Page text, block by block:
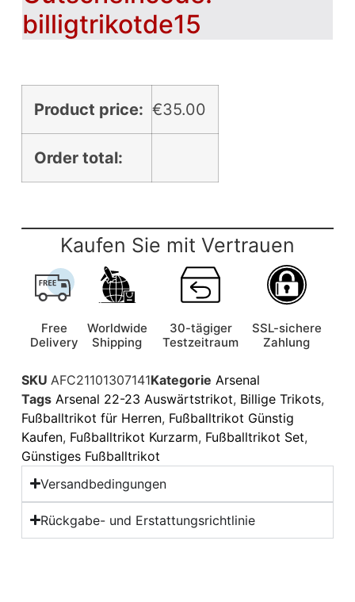
billigtrikotde15
Product price: €35.00
Order total:
Kaufen Sie mit Vertrauen
Free
Delivery
Worldwide
Shipping
30-tägiger
Testzeitraum
SSL-sichere
Zahlung
SKU AFC21101307141Kategorie Arsenal
Tags Arsenal 22-23 Auswärtstrikot, Billige Trikots,
Fußballtrikot für Herren, Fußballtrikot Günstig
Kaufen, Fußballtrikot Kurzarm, Fußballtrikot Set,
Günstiges Fußballtrikot
Versandbedingungen
Rückgabe- und Erstattungsrichtlinie